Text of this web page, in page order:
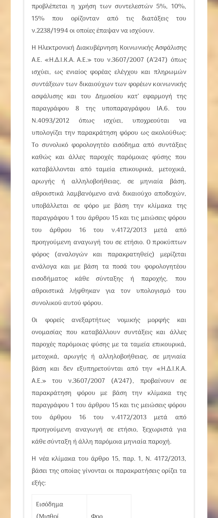
προβλέπεται η χρήση των συντελεστών 5%, 10%,
15% που ορίζονταν από τις διατάξεις του
ν.2238/1994 οι οποίες έπαψαν να ισχύουν.
Η Ηλεκτρονική Διακυβέρνηση Κοινωνικής Ασφάλισης
Α.Ε. «Η.Δ.Ι.Κ.Α. Α.Ε.» του ν.3607/2007 (Α’247) όπως
ισχύει, ως ενιαίος φορέας ελέγχου και πληρωμών
συντάξεων των δικαιούχων των φορέων κοινωνικής
ασφάλισης και του Δημοσίου κατ’ εφαρμογή της
παραγράφου 8 της υποπαραγράφου ΙΑ.6. του
Ν.4093/2012 όπως ισχύει, υποχρεούται να
υπολογίζει την παρακράτηση φόρου ως ακολούθως:
Το συνολικό φορολογητέο εισόδημα από συντάξεις
καθώς και άλλες παροχές παρόμοιας φύσης που
καταβάλλονται από ταμεία επικουρικά, μετοχικά,
αρωγής ή αλληλοβοήθειας, σε μηνιαία βάση,
αθροιστικά λαμβανόμενο ανά δικαιούχο αποδοχών,
υποβάλλεται σε φόρο με βάση την κλίμακα της
παραγράφου 1 του άρθρου 15και τις μειώσεις φόρου
του άρθρου 16 του ν.4172/2013μετά από
προηγούμενη αναγωγή του σε ετήσιο. Ο προκύπτων
φόρος (αναλογών και παρακρατηθείς) μερίζεται
ανάλογα και με βάση τα ποσά του φορολογητέου
εισοδήματος κάθε σύνταξης ή παροχής, που
αθροιστικά λήφθηκαν για τον υπολογισμό του
συνολικού αυτού φόρου.
Οι φορείς ανεξαρτήτως νομικής μορφής και
ονομασίας που καταβάλλουν συντάξεις και άλλες
παροχές παρόμοιας φύσης με τα ταμεία επικουρικά,
μετοχικά, αρωγής ή αλληλοβοήθειας, σε μηνιαία
βάση και δεν εξυπηρετούνται από την «Η.Δ.Ι.Κ.Α.
Α.Ε.» του ν.3607/2007 (Α’247), προβαίνουν σε
παρακράτηση φόρου με βάση την κλίμακα της
παραγράφου 1 του άρθρου 15και τις μειώσεις φόρου
του άρθρου 16 του ν.4172/2013μετά από
προηγούμενη αναγωγή σε ετήσιο, ξεχωριστά για
κάθε σύνταξη ή άλλη παρόμοια μηνιαία παροχή.
Η νέα κλίμακα τουάρθρο 15, παρ. 1, Ν. 4172/2013,
βάσει της οποίας γίνονται οι παρακρατήσεις ορίζει τα
εξής:
Εισόδημα